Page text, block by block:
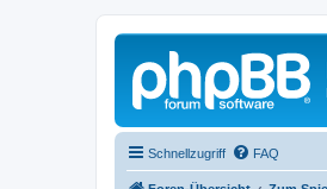
Schnellzugriff FAQ